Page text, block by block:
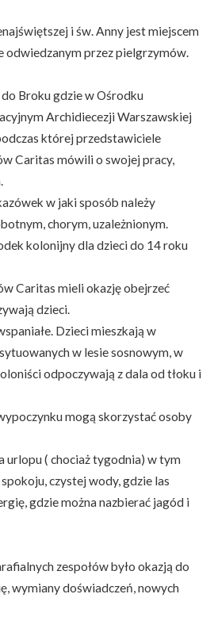
i św. Anny jest miejscem
odwiedzanym przez pielgrzymów.
Broku gdzie w Ośrodku
Archidiecezji Warszawskiej
której przedstawiciele
Caritas mówili o swojej pracy,
w jaki sposób należy
chorym, uzależnionym.
kolonijny dla dzieci do 14 roku
Caritas mieli okazję obejrzeć
dzieci.
Dzieci mieszkają w
w lesie sosnowym, w
odpoczywają z dala od tłoku i
mogą skorzystać osoby
urlopu ( chociaż tygodnia) w tym
czystej wody, gdzie las
gdzie można nazbierać jagód i
zespołów było okazją do
wymiany doświadczeń, nowych